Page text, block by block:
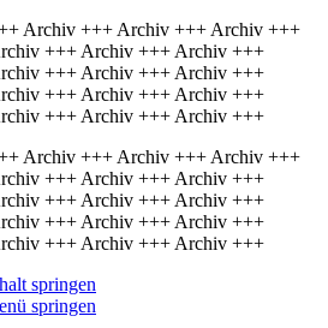
Archiv +++ Archiv +++ Archiv +++
+++ Archiv +++ Archiv +++
+++ Archiv +++ Archiv +++
+++ Archiv +++ Archiv +++
+++ Archiv +++ Archiv +++
Archiv +++ Archiv +++ Archiv +++
+++ Archiv +++ Archiv +++
+++ Archiv +++ Archiv +++
+++ Archiv +++ Archiv +++
+++ Archiv +++ Archiv +++
springen
springen